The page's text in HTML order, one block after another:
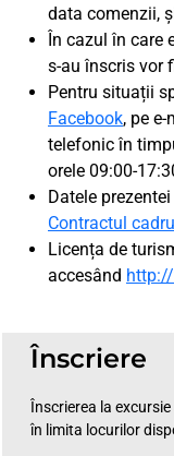
data comenzii,
În cazul în care
s-au înscris vor
Pentru situații
Facebook, pe
telefonic în
orele 09:00-
Datele
Contractul cadru
Licența de
accesând
Înscriere
Înscrierea la
în limita locurilor